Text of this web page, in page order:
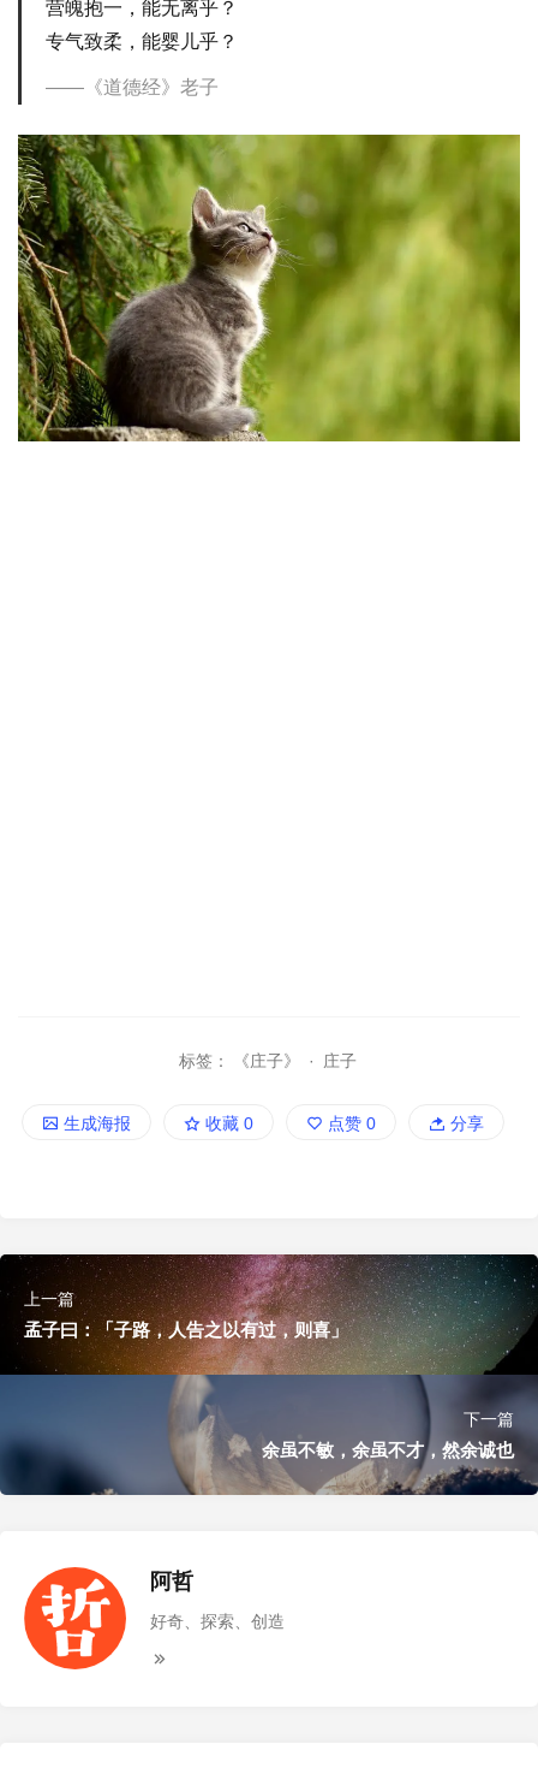
营魄抱一，能无离乎？
专气致柔，能婴儿乎？
《道德经》老子
标签： 《庄子》 · 庄子
生成海报 收藏 0 点赞 0 分享
上一篇
孟子曰：「子路，人告之以有过，则喜」
下一篇
余虽不敏，余虽不才，然余诚也
阿哲
好奇、探索、创造